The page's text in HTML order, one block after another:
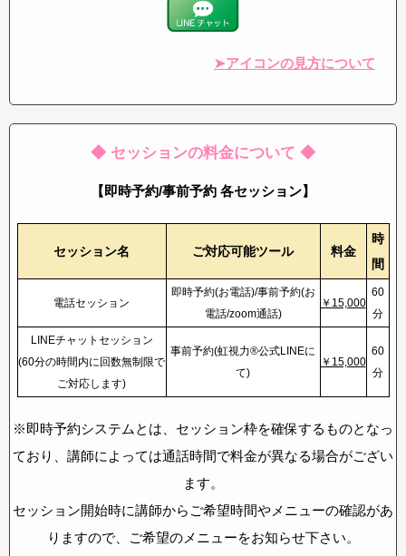
➤アイコンの見方について
◆ セッションの料金について ◆
【即時予約/事前予約 各セッション】
セッション名 ご対応可能ツール 料金
時
間
電話セッション
即時予約(お電話)/事前予約(お
電話/zoom通話)
￥15,000
60
分
LINEチャットセッション
(60分の時間内に回数無制限で
ご対応します)
事前予約(虹視力®️公式LINEに
て)
￥15,000
60
分
※即時予約システムとは、セッション枠を確保するものとなっ
ており、講師によっては通話時間で料金が異なる場合がござい
ます。
セッション開始時に講師からご希望時間やメニューの確認があ
りますので、ご希望のメニューをお知らせ下さい。